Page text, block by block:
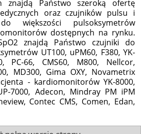
znajdą Państwo szeroką ofertę
oraz czujników pulsu i
większości pulsoksymetrów
dostępnych na rynku.
znajdą Państwo czujniki do
UT100, uPM60, F380, YK-
PC-66, CMS60, M800, Nellcor,
MD300, Gima OXY, Novametrix
- kardiomonitorów YK-8000,
7000, Adecon, Mindray PM iPM
Contec CMS, Comen, Edan,